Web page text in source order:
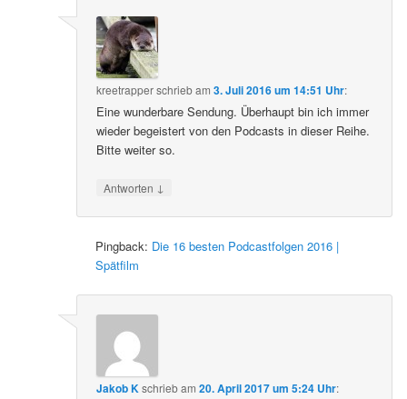
kreetrapperschriebam3. Juli 2016 um 14:51 Uhr:
Eine wunderbare Sendung. Überhaupt bin ich immer
wieder begeistert von den Podcasts in dieser Reihe.
Bitte weiter so.
Antworten ↓
Pingback: Die 16 besten Podcastfolgen 2016 |
Spätfilm
Jakob Kschriebam20. April 2017 um 5:24 Uhr: